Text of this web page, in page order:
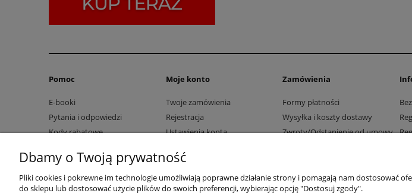
Pomoc
E-booki
Pytania i odpowiedzi
Kody rabatowe
Moje konto
Twoje zamówienia
Rejestracja
Ustawienia konta
Zamówienia
Formy płatności
Wysyłka i koszty dostawy
Zwroty/Odstąpienie od umowy
Dbamy o Twoją prywatność
Pliki cookies i pokrewne im technologie umożliwiają poprawne działanie strony i pomagają nam dostosować
do sklepu lub dostosować użycie plików do swoich preferencji, wybierając opcję "Dostosuj zgody".